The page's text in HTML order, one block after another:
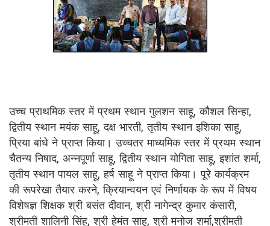
उच्च प्राथमिक स्तर में प्रथम स्थान गुलशन साहू, कौशल सिन्हा,
द्वितीय स्थान मयंक साहू, दक्ष भारती, तृतीय स्थान इशिका साहू,
प्रिया बांधे ने प्राप्त किया। उच्चतर माध्यमिक स्तर में प्रथम स्थान
चैतन्य निषाद, अन्नपूर्णा साहू, द्वितीय स्थान योगिता साहू, इशांत शर्मा,
तृतीय स्थान पायल साहू, हर्ष साहू ने प्राप्त किया। पूरे कार्यक्रम
की रूपरेखा तैयार करने, क्रियान्वयन एवं निर्णायक के रूप में विषय
विशेषज्ञ शिक्षक श्री बसंत दीवान, श्री नागेन्द्र कुमार कंसारी,
श्रीमती शालिनी सिंह, श्री हेमंत साहू, श्री मनोज शर्मा,श्रीमती